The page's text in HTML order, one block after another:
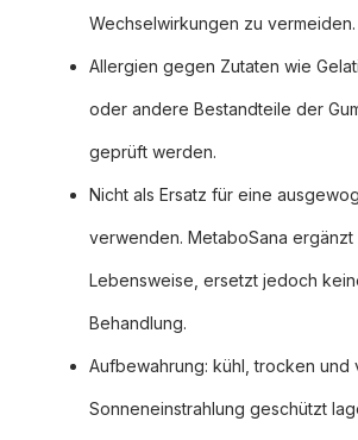
Wechselwirkungen zu vermeiden.
Allergien gegen Zutaten wie
oder andere Bestandteile der
geprüft werden.
Nicht als Ersatz für eine
verwenden. MetaboSana
Lebensweise, ersetzt jedoch
Behandlung.
Aufbewahrung: kühl, trocken und
Sonneneinstrahlung geschützt